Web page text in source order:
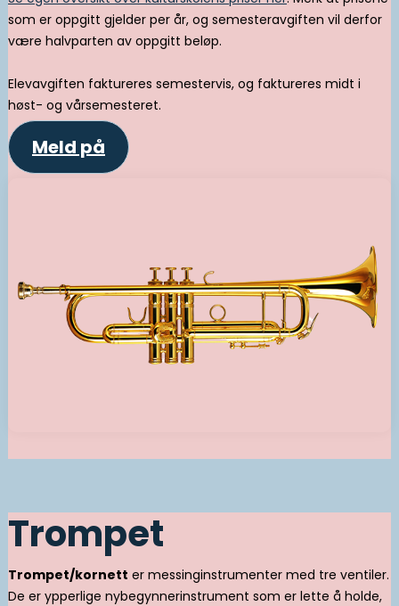
som er oppgitt gjelder per år, og semesteravgiften vil derfor
være halvparten av oppgitt beløp.
Elevavgiften faktureres semestervis, og faktureres midt i
høst- og vårsemesteret.
Meld på
Trompet
Trompet/kornett er messinginstrumenter med tre ventiler.
De er ypperlige nybegynnerinstrument som er lette å holde,